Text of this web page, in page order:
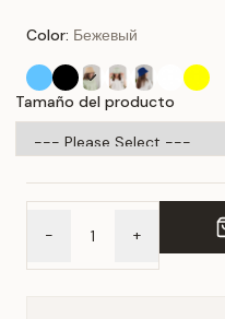
Color: Бежевый
Tamaño del producto
- +